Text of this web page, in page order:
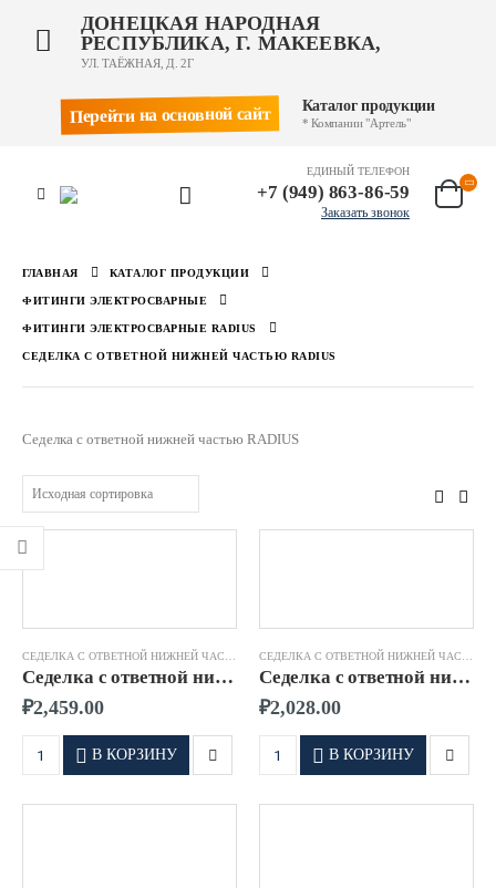
ДОНЕЦКАЯ НАРОДНАЯ
РЕСПУБЛИКА, Г. МАКЕЕВКА,
УЛ. ТАЁЖНАЯ, Д. 2Г
Перейти на основной сайт Каталог продукции
* Компании "Артель"
ЕДИНЫЙ ТЕЛЕФОН
+7 (949) 863-86-59
Заказать звонок
ГЛАВНАЯ КАТАЛОГ ПРОДУКЦИИ
ФИТИНГИ ЭЛЕКТРОСВАРНЫЕ
ФИТИНГИ ЭЛЕКТРОСВАРНЫЕ RADIUS
СЕДЕЛКА С ОТВЕТНОЙ НИЖНЕЙ ЧАСТЬЮ RADIUS
Седелка с ответной нижней частью RADIUS
Седелка с ответной нижней частью 110×32 SDR 11 RADIUS
₽2,459.00
В КОРЗИНУ
Седелка с ответной нижней частью 110×63 SDR 11 RADIUS
₽2,028.00
В КОРЗИНУ